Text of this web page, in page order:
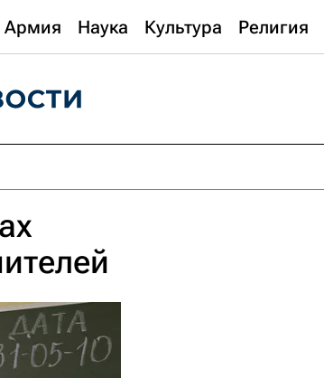
Армия Наука Культура Религия